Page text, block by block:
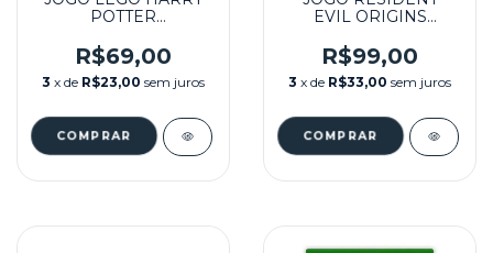
POTTER
SEMINOVO - XBOX
ONE
R$69,00
3 x de R$23,00 sem juros
EVIL ORIGINS
SEMINOVO - XBOX
ONE
R$99,00
3 x de R$33,00 sem juros